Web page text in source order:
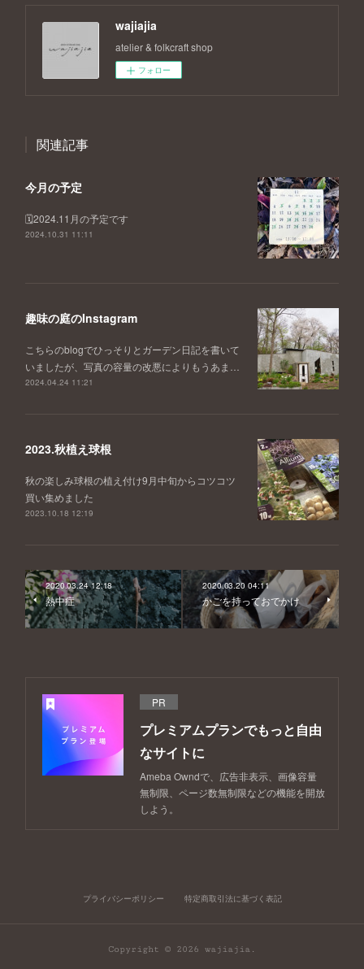
wajiajia
atelier & folkcraft shop
フォロー
関連記事
今月の予定
🗓2024.11月の予定です
2024.10.31 11:11
趣味の庭のInstagram
こちらのblogでひっそりとガーデン日記を書いて
いましたが、写真の容量の改悪によりもうあま…
2024.04.24 11:21
2023.秋植え球根
秋の楽しみ球根の植え付け9月中旬からコツコツ
買い集めました
2023.10.18 12:19
2020.03.24 12:18
熱中症
2020.03.20 04:11
かごを持っておでかけ
PR
プレミアムプランでもっと自由
なサイトに
Ameba Owndで、広告非表示、画像容量
無制限、ページ数無制限などの機能を開放
しよう。
プライバシーポリシー 特定商取引法に基づく表記
Copyright © 2026 wajiajia .